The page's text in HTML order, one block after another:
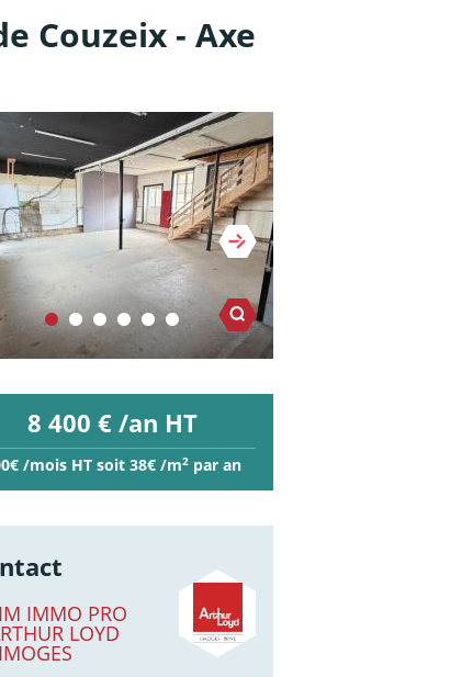
Couzeix - Axe
8 400 € /an HT
/mois HT soit 38€ /m2par an
IMMO PRO
LOYD